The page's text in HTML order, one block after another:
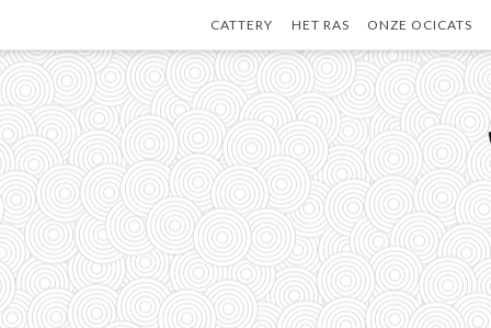
content
CATTERY HET RAS ONZE OCICATS